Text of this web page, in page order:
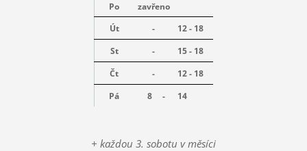
Po
zavřeno
Út
-
12 - 18
St
-
15 - 18
Čt
-
12 - 18
Pá
8 - 14
+ každou 3. sobotu v měsíci